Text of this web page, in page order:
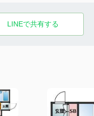
LINEで共有する